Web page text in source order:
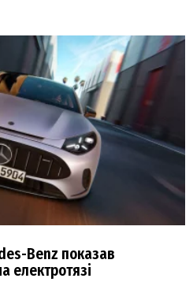
Benz показав
електротязі